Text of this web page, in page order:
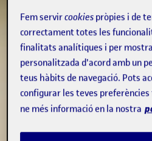
Fem servircookies pròpies i de
correctament totes les
finalitats analítiques i per
personalitzada d'acord amb un
teus hàbits de navegació. Pots
configurar les teves
ne més informació en la nostra